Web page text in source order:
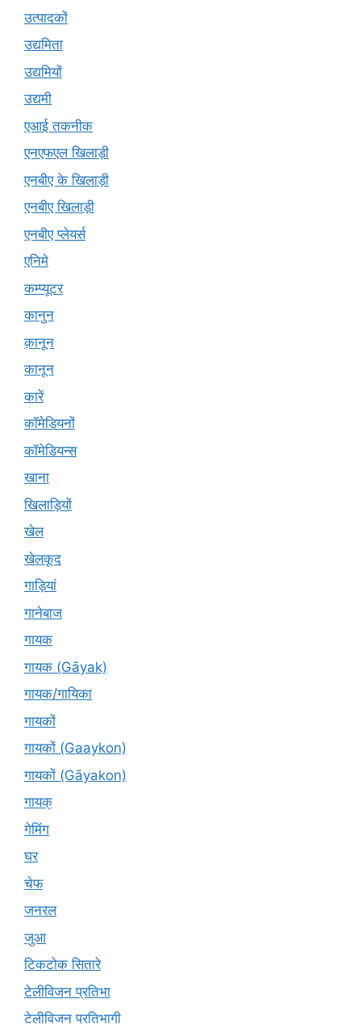
उत्पादकों
उद्यमिता
उद्यमियों
उद्यमी
एआई तकनीक
एनएफएल खिलाड़ी
एनबीए के खिलाड़ी
एनबीए खिलाड़ी
एनबीए प्लेयर्स
एनिमे
कम्प्यूटर
कानुन
क़ानून
कानून
कारें
कॉमेडियनों
कॉमेडियन्स
खाना
खिलाड़ियों
खेल
खेलकूद
गाड़ियां
गानेबाज
गायक
गायक (Gāyak)
गायक/गायिका
गायकों
गायकों (Gaaykon)
गायकों (Gāyakon)
गायक्
गेमिंग
घर
चेफ
जनरल
जुआ
टिकटोक सितारे
टेलीविजन प्रतिभा
टेलीविजन प्रतिभागी